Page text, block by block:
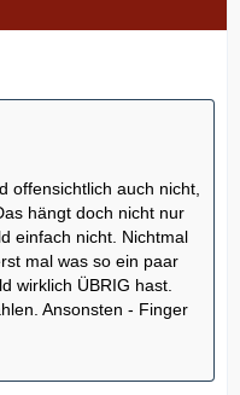
offensichtlich auch nicht,
hängt doch nicht nur
einfach nicht. Nichtmal
mal was so ein paar
wirklich ÜBRIG hast.
Ansonsten - Finger